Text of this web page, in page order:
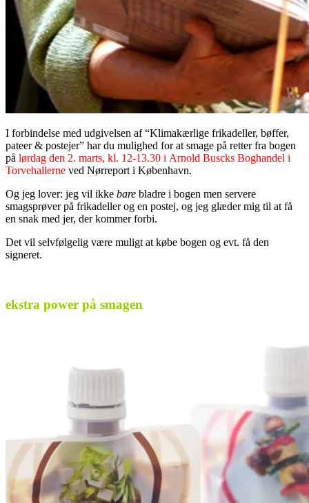
I forbindelse med udgivelsen af “Klimakærlige frikadeller, bøffer,
pateer & postejer” har du mulighed for at smage på retter fra bogen
på lørdag den 2. marts, kl. 12-13.30 i Arnold Buscks Boghandel i
Torvehallerne ved Nørreport i København.
Og jeg lover: jeg vil ikke bare bladre i bogen men servere
smagsprøver på frikadeller og en postej, og jeg glæder mig til at få
en snak med jer, der kommer forbi.
Det vil selvfølgelig være muligt at købe bogen og evt. få den
signeret.
ekstra power på smagen